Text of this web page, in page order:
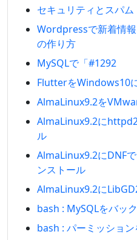
セキュリティとスパム
Wordpressで新着情
の作り方
MySQLで「#1292
FlutterをWindows10
AlmaLinux9.2を
AlmaLinux9.2に
ル
AlmaLinux9.2にDNF
ンストール
AlmaLinux9.2に
bash : MySQLをバッ
bash : パーミッショ